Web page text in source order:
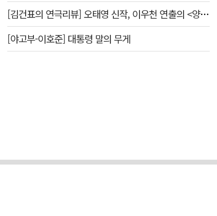
[김건표의 연극리뷰] 오태영 신작, 이우천 연출의 <양은 양순하다>"국민을 온순한 양으로 길들이는 전체주의적 정치의 알레고리"
[야고부-이호준] 대통령 말의 무게